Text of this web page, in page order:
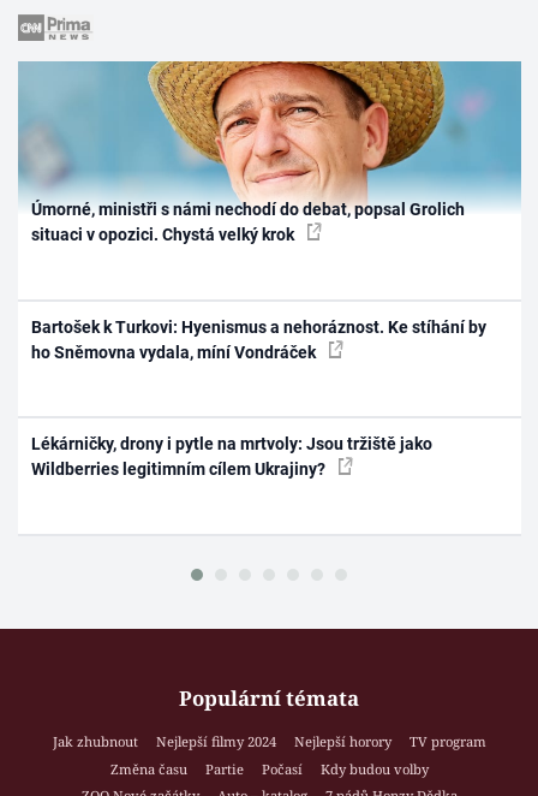
Úmorné, ministři s námi nechodí do debat, popsal Grolich
situaci v opozici. Chystá velký krok
Bartošek k Turkovi: Hyenismus a nehoráznost. Ke stíhání by
ho Sněmovna vydala, míní Vondráček
Lékárničky, drony i pytle na mrtvoly: Jsou tržiště jako
Wildberries legitimním cílem Ukrajiny?
Populární témata
Jak zhubnout Nejlepší filmy 2024 Nejlepší horory
TV program
Změna času
Partie Počasí
Kdy budou volby